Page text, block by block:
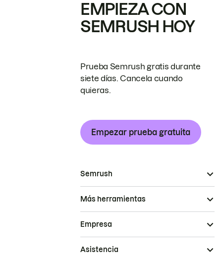
EMPIEZA CON
SEMRUSH HOY
Prueba Semrush gratis durante
siete días. Cancela cuando
quieras.
Empezar prueba gratuita
Semrush
Más herramientas
Empresa
Asistencia